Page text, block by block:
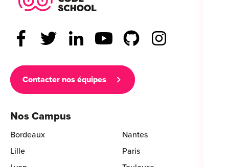
Contacter nos équipes
Nos Campus
Bordeaux
Lille
Nantes
Paris